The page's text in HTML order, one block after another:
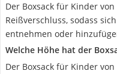
Der Boxsack für Kinder
Reißverschluss, sodass
entnehmen oder
Welche Höhe hat der
Der Boxsack für Kinder